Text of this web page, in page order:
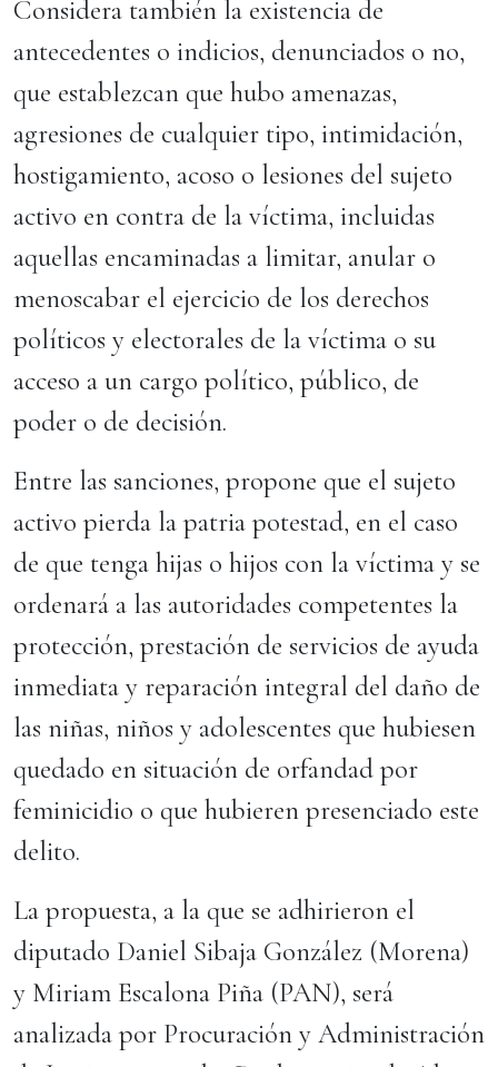
Considera también la existencia de
antecedentes o indicios, denunciados o no,
que establezcan que hubo amenazas,
agresiones de cualquier tipo, intimidación,
hostigamiento, acoso o lesiones del sujeto
activo en contra de la víctima, incluidas
aquellas encaminadas a limitar, anular o
menoscabar el ejercicio de los derechos
políticos y electorales de la víctima o su
acceso a un cargo político, público, de
poder o de decisión.
Entre las sanciones, propone que el sujeto
activo pierda la patria potestad, en el caso
de que tenga hijas o hijos con la víctima y se
ordenará a las autoridades competentes la
protección, prestación de servicios de ayuda
inmediata y reparación integral del daño de
las niñas, niños y adolescentes que hubiesen
quedado en situación de orfandad por
feminicidio o que hubieren presenciado este
delito.
La propuesta, a la que se adhirieron el
diputado Daniel Sibaja González (Morena)
y Miriam Escalona Piña (PAN), será
analizada por Procuración y Administración